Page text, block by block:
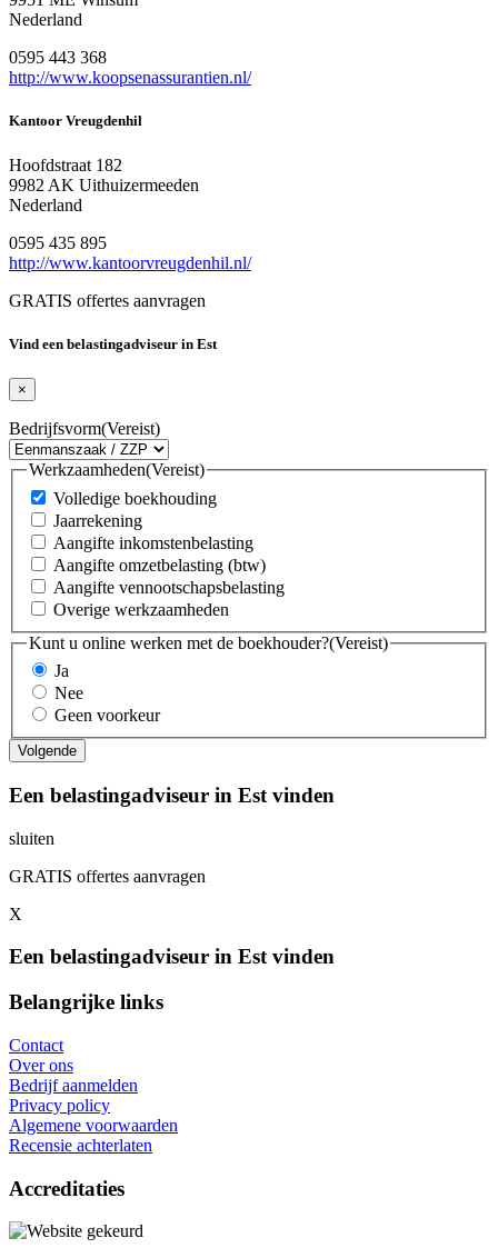
Nederland
0595 443 368
http://www.koopsenassurantien.nl/
Kantoor Vreugdenhil
Hoofdstraat 182
9982 AK Uithuizermeeden
Nederland
0595 435 895
http://www.kantoorvreugdenhil.nl/
GRATIS offertes aanvragen
Vind een belastingadviseur in Est
×
Bedrijfsvorm(Vereist)
Werkzaamheden(Vereist)
Volledige boekhouding
Jaarrekening
Aangifte inkomstenbelasting
Aangifte omzetbelasting (btw)
Aangifte vennootschapsbelasting
Overige werkzaamheden
Kunt u online werken met de boekhouder?(Vereist)
Ja
Nee
Geen voorkeur
Een belastingadviseur in Est vinden
sluiten
GRATIS offertes aanvragen
X
Een belastingadviseur in Est vinden
Belangrijke links
Contact
Over ons
Bedrijf aanmelden
Privacy policy
Algemene voorwaarden
Recensie achterlaten
Accreditaties